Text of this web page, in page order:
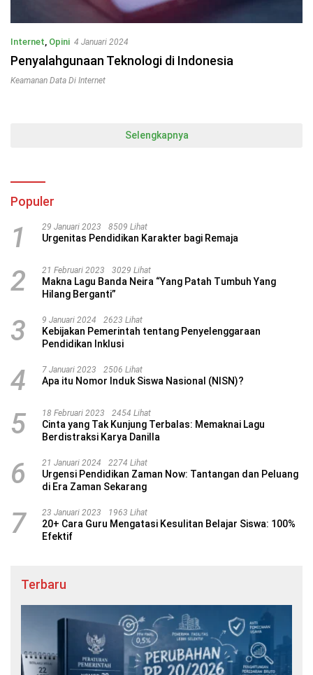
Internet, Opini 4 Januari 2024
Penyalahgunaan Teknologi di Indonesia
Keamanan Data Di Internet
Selengkapnya
Populer
1 29 Januari 2023 8509 Lihat
Urgenitas Pendidikan Karakter bagi Remaja
2 21 Februari 2023 3029 Lihat
Makna Lagu Banda Neira “Yang Patah Tumbuh Yang
Hilang Berganti”
3 9 Januari 2024 2623 Lihat
Kebijakan Pemerintah tentang Penyelenggaraan
Pendidikan Inklusi
4 7 Januari 2023 2506 Lihat
Apa itu Nomor Induk Siswa Nasional (NISN)?
5 18 Februari 2023 2454 Lihat
Cinta yang Tak Kunjung Terbalas: Memaknai Lagu
Berdistraksi Karya Danilla
6 21 Januari 2024 2274 Lihat
Urgensi Pendidikan Zaman Now: Tantangan dan Peluang
di Era Zaman Sekarang
7 23 Januari 2023 1963 Lihat
20+ Cara Guru Mengatasi Kesulitan Belajar Siswa: 100%
Efektif
Terbaru